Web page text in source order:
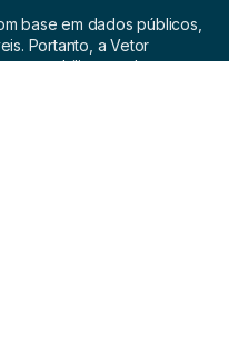
base em dados públicos,
Portanto, a Vetor
pela